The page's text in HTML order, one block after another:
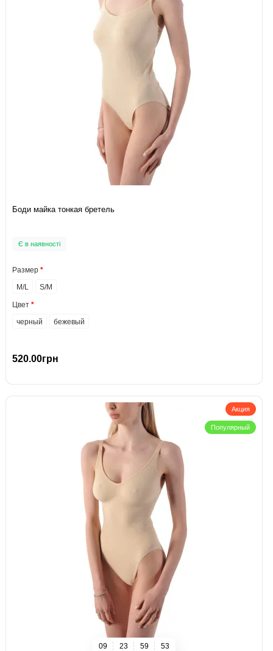
Боди майка тонкая бретель
Є в наявності
Размер
M/L
S/M
Цвет
черный
бежевый
520.00грн
Акция
Популярный
09 23 59 52